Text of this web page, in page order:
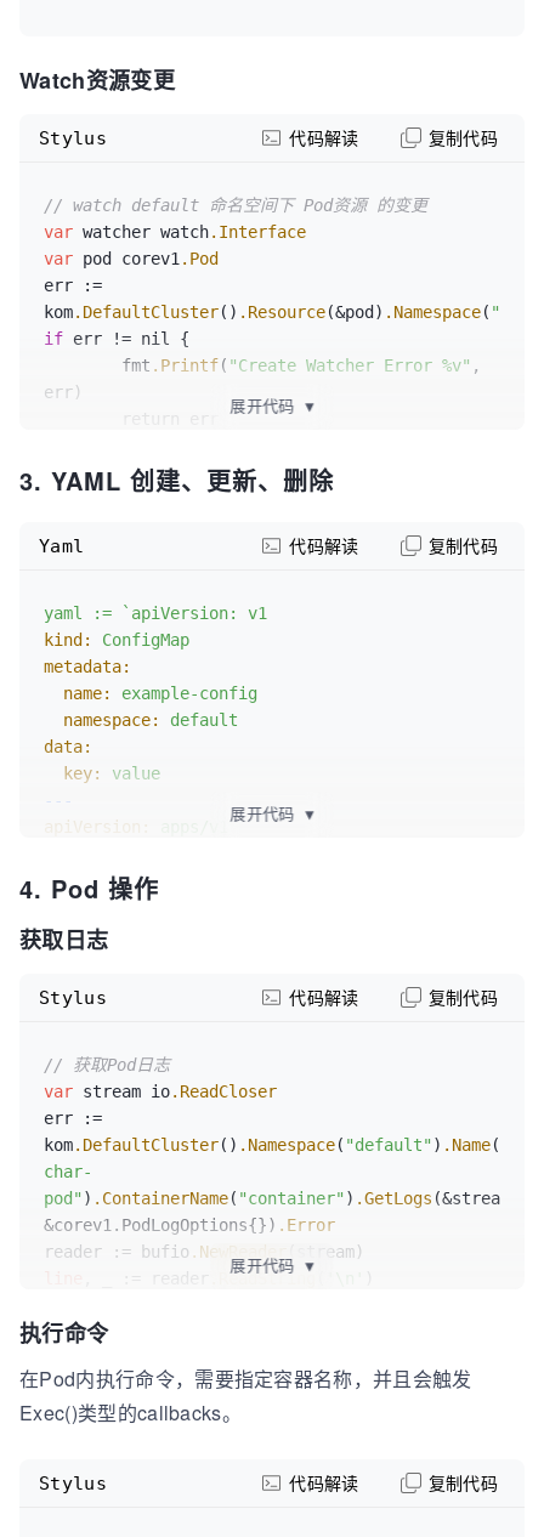
Watch资源变更
// watch default 命名空间下 Pod资源 的变更
var watcher watch.Interface
var pod corev1 .Pod
err :=
kom.DefaultCluster() .Resource(&pod) .Namespace(
if err != nil {
	fmt
.Printf( "Create Watcher Error %v" ,
err)
go func () {
	defer watcher
.Stop()
event := range watcher .ResultChan()
		err :=
kom.DefaultCluster
&pod)
if err != nil {
换为 *v1.Pod 类型: %v"
			return
// 处理事件
%s/%s ]\n"
Pod [ %s/%s ]\n"
.Namespace, pod.Name)
[ %s/%s ]\n" , pod.Namespace
		}
	}
}()
Stylus 代码解读 复制代码
展开代码 ▼
3. YAML 创建、更新、删除
yaml := `apiVersion:
v1
kind:
ConfigMap
metadata:
name:
example-config
namespace:
default
data:
key:
value
---
apiVersion:
metadata:
name: example-deployment
namespace:
replicas:
selector:
app: example
template:
metadata:
labels:
spec:
containers:
- name:
example-container
// 第一次执行Apply为创建，返回每一条资源的执行结果
kom.DefaultCluster().Applier().Apply(yaml)
// 第二次执行Apply为更新，返回每一条资源的执行结果
//
删除，返回每一条资源的执行结果
Yaml 代码解读 复制代码
展开代码 ▼
4. Pod 操作
获取日志
// 获取Pod日志
var stream io.ReadCloser
err :=
kom.DefaultCluster() .Namespace( "default" ) .Name(
char-
pod" ) .ContainerName( "container" ) .GetLogs (&stream,
&corev1.PodLogOptions{}) .Error
reader := bufio .NewReader
.ReadString
Stylus 代码解读 复制代码
展开代码 ▼
执行命令
在Pod内执行命令，需要指定容器名称，并且会触发
Exec()类型的callbacks。
Stylus 代码解读 复制代码